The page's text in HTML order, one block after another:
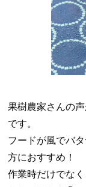
果樹農家さんの
です。
フードが風でバ
方におすすめ！
作業時だけでな